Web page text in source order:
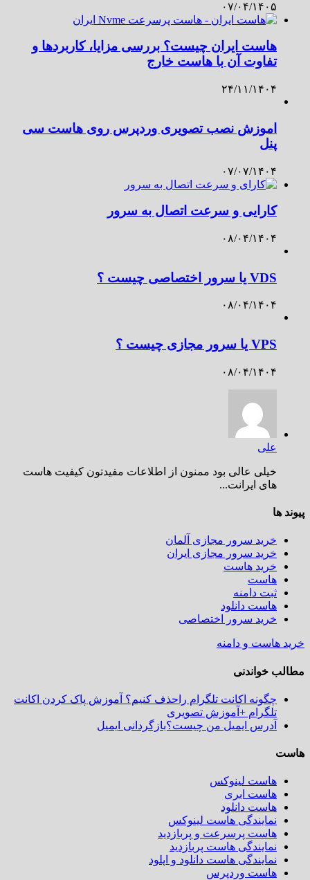
۰۷/۰۴/۱۴۰۵
هاست ایران چیست؟ بررسی مزایا، کاربردها و
تفاوت آن با هاست خارج
۲۴/۱۱/۱۴۰۴
اموزش نصب تصویری وردپرس روی هاست سی
پنل
۰۷/۰۷/۱۴۰۴
کارایی و سرعت اتصال به سرور
۰۸/۰۴/۱۴۰۴
VDS یا سرور اختصاصی چیست ؟
۰۸/۰۴/۱۴۰۴
VPS یا سرور مجازی چیست ؟
۰۸/۰۴/۱۴۰۴
علی
خیلی عالی بود ممنون از اطلاعات مفیدتون کیفیت هاست
های ایرانت...
پیوند ها
خرید سرور مجازی آلمان
خرید سرور مجازی ایران
خرید هاست
هاست
ثبت دامنه
هاست دانلود
خرید سرور اختصاصی
خرید هاست و دامنه
مطالب خواندنی
چگونه اکانت تلگرام راحذف کنیم؟ آموزش پاک کردن اکانت
تلگرام +آموزش تصویری
آدرس ایمیل من چیست؟بازگردانی ایمیل
هاست
هاست لینوکس
هاست ابری
هاست دانلود
نمایندگی هاست لینوکس
هاست پرسرعت و پربازدید
نمایندگی هاست پربازدید
نمایندگی هاست دانلود و اپلود
هاست وردپرس